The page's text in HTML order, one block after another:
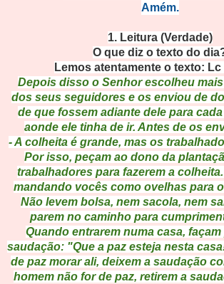
Amém.
1. Leitura (Verdade)
O que diz o texto do
Lemos atentamente o texto: Lc
Depois disso o Senhor escolheu
dos seus seguidores e os enviou de
de que fossem adiante dele para
aonde ele tinha de ir. Antes de os
- A colheita é grande, mas os
Por isso, peçam ao dono da
trabalhadores para fazerem a
mandando vocês como ovelhas para
Não levem bolsa, nem sacola, nem
parem no caminho para
Quando entrarem numa casa,
saudação: "Que a paz esteja nesta
de paz morar ali, deixem a saudação
homem não for de paz, retirem a